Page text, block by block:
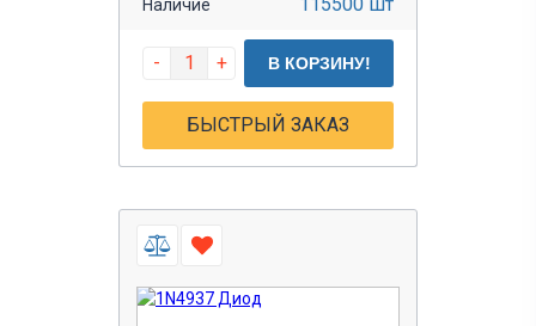
Наличие
- + В КОРЗИНУ!
БЫСТРЫЙ ЗАКАЗ